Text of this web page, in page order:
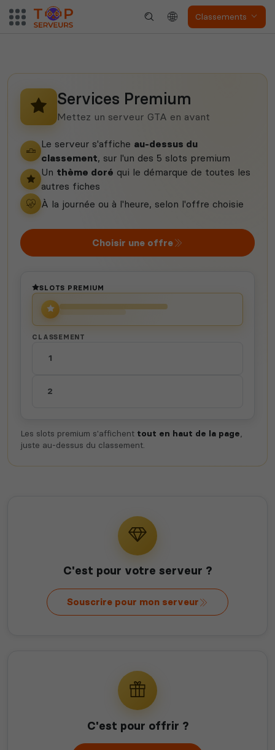
Classements
Services Premium
Mettez un serveur GTA en avant
Le serveur s'affiche au-dessus du
classement, sur l'un des 5 slots premium
Un thème doré qui le démarque de toutes les
autres fiches
À la journée ou à l'heure, selon l'offre choisie
Choisir une offre
SLOTS PREMIUM
CLASSEMENT
1
2
Les slots premium s'affichent tout en haut de la page,
juste au-dessus du classement.
C'est pour votre serveur ?
Souscrire pour mon serveur
C'est pour offrir ?